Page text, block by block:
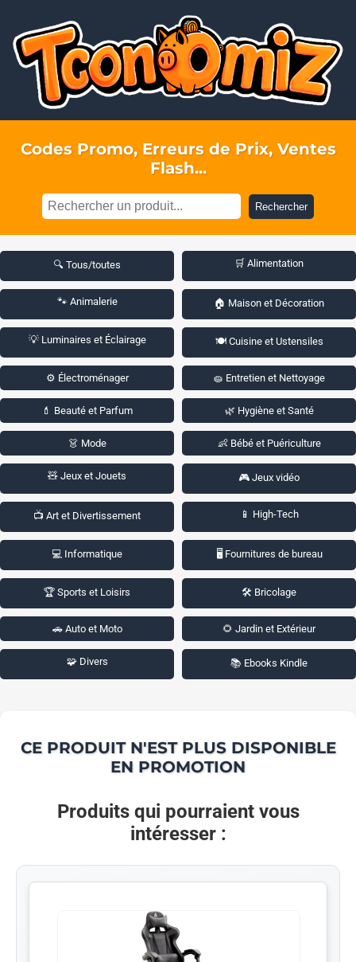
Codes Promo, Erreurs de Prix, Ventes
Flash...
Rechercher
🔍 Tous/toutes 🛒 Alimentation
🐾 Animalerie 🏠 Maison et Décoration
💡 Luminaires et Éclairage 🍽️ Cuisine et Ustensiles
⚙️ Électroménager 🧽 Entretien et Nettoyage
💄 Beauté et Parfum 🌿 Hygiène et Santé
👗 Mode 👶 Bébé et Puériculture
🧸 Jeux et Jouets 🎮 Jeux vidéo
📺 Art et Divertissement 📱 High-Tech
💻 Informatique 🖥️ Fournitures de bureau
🏆 Sports et Loisirs 🛠️ Bricolage
🚗 Auto et Moto 🌻 Jardin et Extérieur
🧩 Divers 📚 Ebooks Kindle
CE PRODUIT N'EST PLUS DISPONIBLE
EN PROMOTION
Produits qui pourraient vous
intéresser :